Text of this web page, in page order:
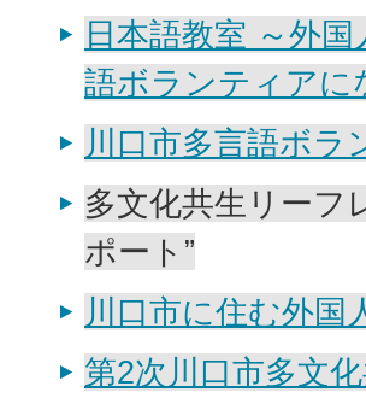
日本語教室 ～外
語ボランティアに
川口市多言語ボラ
多文化共生リーフ
ポート”
川口市に住む外国
第2次川口市多文